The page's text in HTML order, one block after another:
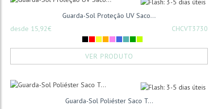
Guarda-Sol Proteção UV Saco...
desde 15,92€
CHCVT3730
VER PRODUTO
Guarda-Sol Poliéster Saco T...